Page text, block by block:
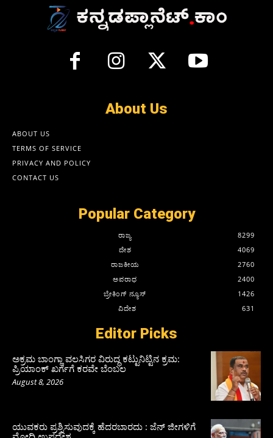
About Us
ABOUT US
TERMS OF SERVICE
PRIVACY AND POLICY
CONTACT US
Popular Category
ರಾಜ್ಯ
8299
ದೇಶ
4069
ರಾಜಕೀಯ
2760
ಅಪರಾಧ
2400
ಬ್ರೇಕಿಂಗ್ ನ್ಯೂಸ್
1426
ವಿದೇಶ
631
Editor Picks
ಅಕ್ರಮ ಬಾಂಗ್ಲಾ ವಲಸಿಗರ ವಿರುದ್ಧ ಕಟ್ಟುನಿಟ್ಟಿನ ಕ್ರಮ:
ಪ್ರಿಯಾಂಕ್ ಖರ್ಗೆಗೆ ಕರವೇ ಬೆಂಬಲ
August 8, 2026
ಯುವಕರು ಪ್ರಶ್ನಿಸುವುದಕ್ಕೆ ಹೆದರಬಾರದು : ಜೆನ್‌ ಜೀಗಳಿಗೆ